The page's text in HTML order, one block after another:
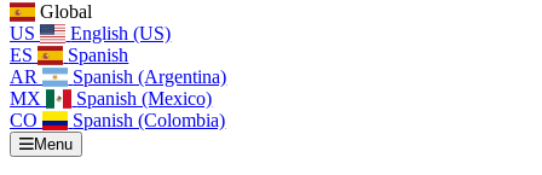
Global
US
English (US)
ES
Spanish
AR
Spanish (Argentina)
MX
Spanish (Mexico)
CO
Spanish (Colombia)
Menu